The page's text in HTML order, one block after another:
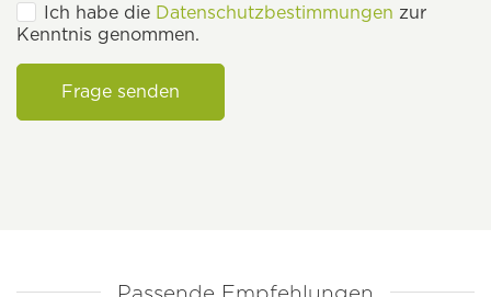
Ich habe die Datenschutzbestimmungen zur
Kenntnis genommen.
Frage senden